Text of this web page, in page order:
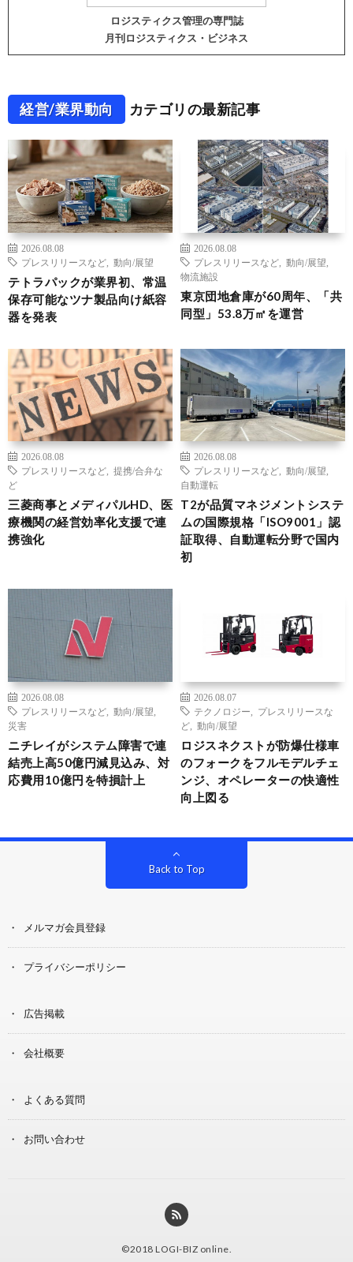
ロジスティクス管理の専門誌
月刊ロジスティクス・ビジネス
経営/業界動向 カテゴリの最新記事
2026.08.08
プレスリリースなど
動向/展望
テトラパックが業界初、常温
保存可能なツナ製品向け紙容
器を発表
2026.08.08
プレスリリースなど
動向/展望
物流施設
東京団地倉庫が60周年、「共
同型」53.8万㎡を運営
2026.08.08
プレスリリースなど
提携/合弁な
ど
三菱商事とメディパルHD、医
療機関の経営効率化支援で連
携強化
2026.08.08
プレスリリースなど
動向/展望
自動運転
T2が品質マネジメントシステ
ムの国際規格「ISO9001」認
証取得、自動運転分野で国内
初
2026.08.08
プレスリリースなど
動向/展望
災害
ニチレイがシステム障害で連
結売上高50億円減見込み、対
応費用10億円を特損計上
2026.08.07
テクノロジー
プレスリリースな
ど
動向/展望
ロジスネクストが防爆仕様車
のフォークをフルモデルチェ
ンジ、オペレーターの快適性
向上図る
Back to Top
メルマガ会員登録
プライバシーポリシー
広告掲載
会社概要
よくある質問
お問い合わせ
©2018 LOGI-BIZ online